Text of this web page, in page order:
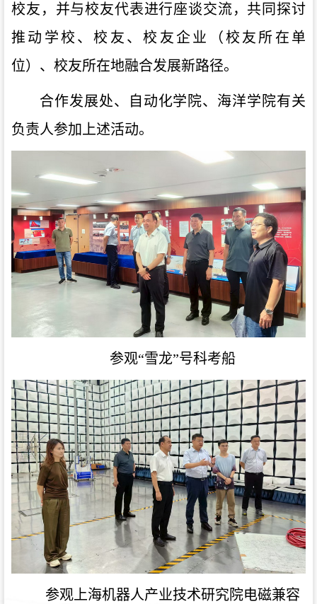
校友，并与校友代表进行座谈交流，共同探讨
推动学校、校友、校友企业（校友所在单
位）、校友所在地融合发展新路径。
合作发展处、自动化学院、海洋学院有关
负责人参加上述活动。
参观“雪龙”号科考船
参观 上海机器人产业技术研究院电磁兼容